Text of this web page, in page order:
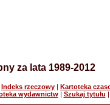
za lata 1989-2012
Indeks rzeczowy | Kartoteka
wydawnictw| Szukaj tytułu |